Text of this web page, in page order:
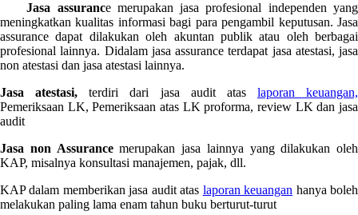
Jasa assurance merupakan jasa profesional independen yang
meningkatkan kualitas informasi bagi para pengambil keputusan. Jasa
assurance dapat dilakukan oleh akuntan publik atau oleh berbagai
profesional lainnya. Didalam jasa assurance terdapat jasa atestasi, jasa
non atestasi dan jasa atestasi lainnya.
Jasa atestasi, terdiri dari jasa audit atas laporan keuangan,
Pemeriksaan LK, Pemeriksaan atas LK proforma, review LK dan jasa
audit
Jasa non Assurancemerupakan jasa lainnya yang dilakukan oleh
KAP, misalnya konsultasi manajemen, pajak, dll.
KAP dalam memberikan jasa audit atas laporan keuangan hanya boleh
melakukan paling lama enam tahun buku berturut-turut